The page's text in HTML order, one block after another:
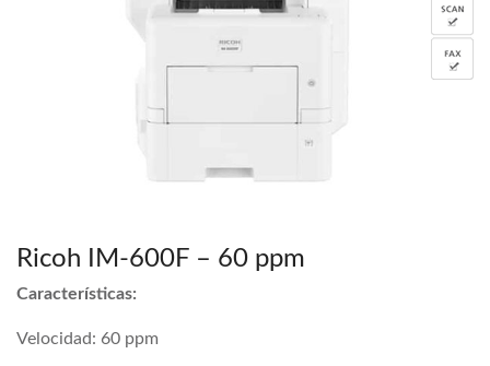
Ricoh IM-600F – 60 ppm
Características:
Velocidad: 60 ppm